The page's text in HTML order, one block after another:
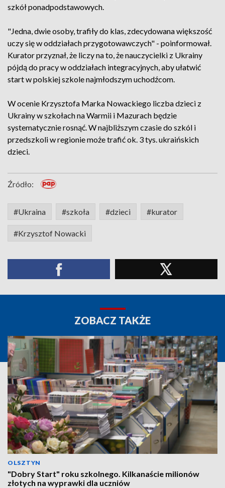
szkół ponadpodstawowych.
"Jedna, dwie osoby, trafiły do klas, zdecydowana większość
uczy się w oddziałach przygotowawczych" - poinformował.
Kurator przyznał, że liczy na to, że nauczycielki z Ukrainy
pójdą do pracy w oddziałach integracyjnych, aby ułatwić
start w polskiej szkole najmłodszym uchodźcom.
W ocenie Krzysztofa Marka Nowackiego liczba dzieci z
Ukrainy w szkołach na Warmii i Mazurach będzie
systematycznie rosnąć. W najbliższym czasie do szkól i
przedszkoli w regionie może trafić ok. 3 tys. ukraińskich
dzieci.
Źródło:
#Ukraina #szkoła #dzieci #kurator
#Krzysztof Nowacki
ZOBACZ TAKŻE
OLSZTYN
"Dobry Start" roku szkolnego. Kilkanaście milionów
złotych na wyprawki dla uczniów